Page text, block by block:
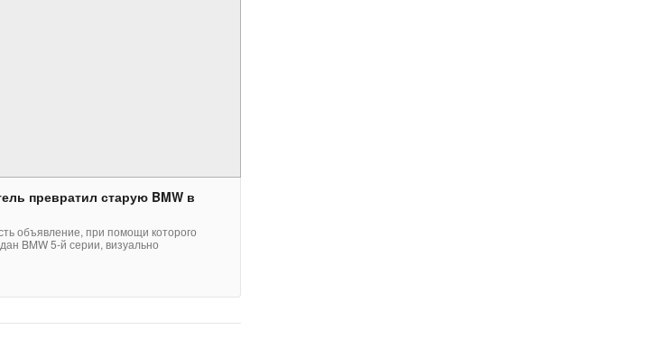
превратил старую BMW в
объявление, при помощи которого
BMW 5-й серии, визуально